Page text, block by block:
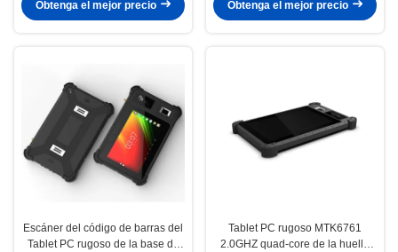
dactilar
Obtenga el mejor precio
industrial
Obtenga el mejor precio
Escáner del código de barras del
Tablet PC rugoso de la base de
Tablet PC rugoso MTK6761
2.0GHZ quad-core de la huella